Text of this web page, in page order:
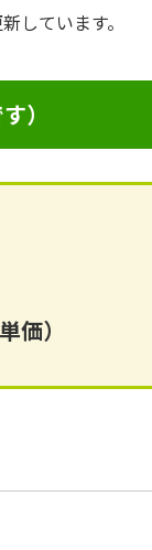
しています。
）
価）